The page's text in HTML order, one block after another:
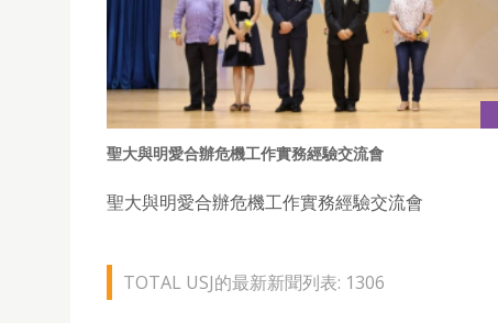
聖大與明愛合辦危機工作實務經驗交流會
聖大與明愛合辦危機工作實務經驗交流會
TOTAL USJ的最新新聞列表: 1306